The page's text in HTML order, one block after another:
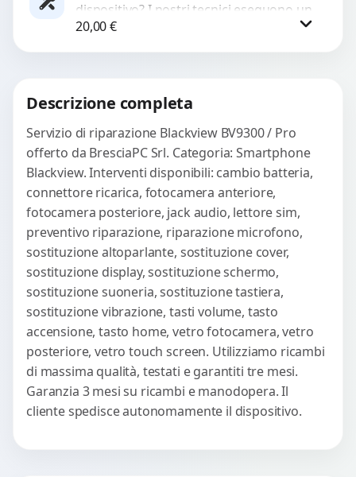
WhatsApp
dispositivo? I nostri tecnici eseguono un
check-up completo con strumenti
avanzati per...
20,00€
Descrizione completa
Servizio di riparazione Blackview BV9300 / Pro
offerto da BresciaPC Srl. Categoria: Smartphone
Blackview. Interventi disponibili: cambio batteria,
connettore ricarica, fotocamera anteriore,
fotocamera posteriore, jack audio, lettore sim,
preventivo riparazione, riparazione microfono,
sostituzione altoparlante, sostituzione cover,
sostituzione display, sostituzione schermo,
sostituzione suoneria, sostituzione tastiera,
sostituzione vibrazione, tasti volume, tasto
accensione, tasto home, vetro fotocamera, vetro
posteriore, vetro touch screen. Utilizziamo ricambi
di massima qualità, testati e garantiti tre mesi.
Garanzia 3 mesi su ricambi e manodopera. Il
cliente spedisce autonomamente il dispositivo.